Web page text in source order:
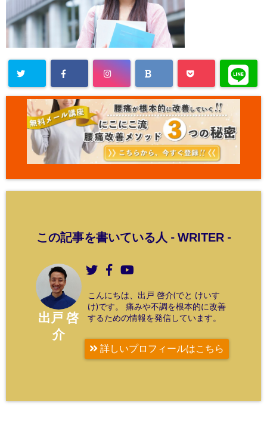
この記事を書いている人 - WRITER-
出戸 啓
介
こんにちは、出戸 啓介(でと けいす
け)です。 痛みや不調を根本的に改善
するための情報を発信しています。
詳しいプロフィールはこちら